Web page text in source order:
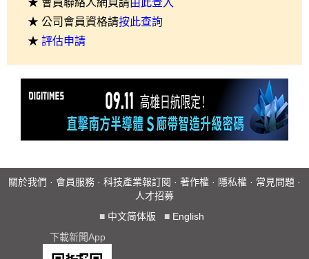
★ 會員聯絡人網頁請由此登入
★ 公司會員資格請按此查詢
★ 評估申請
關於我們 · 會員服務 · 科技產業報訂閱 · 著作權 · 隱私權 · 常見問題 ·
人才招募
■ 中文简体版 ■ English
下載新聞App